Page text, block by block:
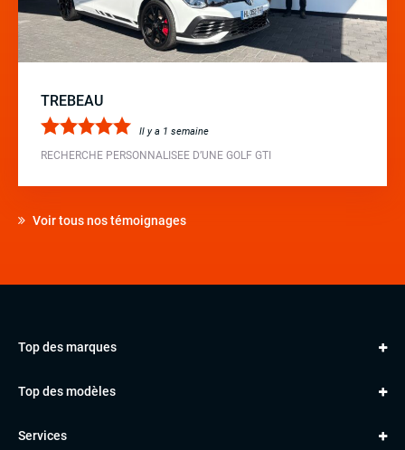
TREBEAU
Il y a 1 semaine
RECHERCHE PERSONNALISEE D’UNE GOLF GTI
Voir tous nos témoignages
Top des marques
VOLKSWAGEN
BMW
Top des modèles
Classe A
Services